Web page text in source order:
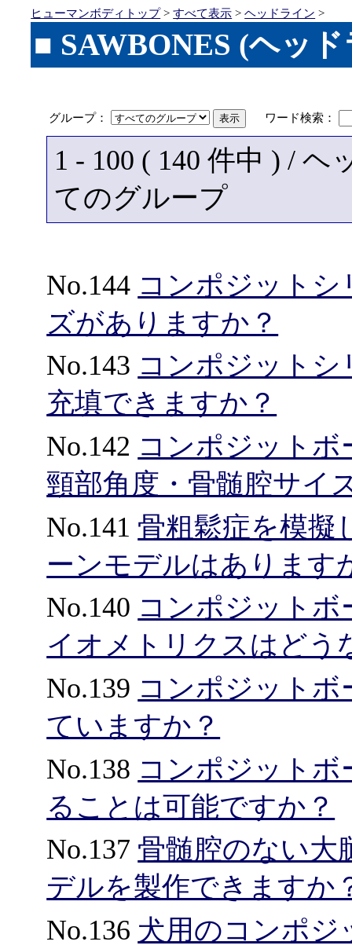
ヒューマンボディトップ>すべて表示 >ヘッドライン >
■ SAWBONES (ヘッ
グループ： ワード検索：
1 - 100 ( 140 件中 ) /
てのグループ
No.144 コンポジット
ズがありますか？
No.143 コンポジット
充填できますか？
No.142 コンポジットボ
頸部角度・骨髄腔サイ
No.141 骨粗鬆症を模擬
ーンモデルはあります
No.140 コンポジット
イオメトリクスはどう
No.139 コンポジットボ
ていますか？
No.138 コンポジットボ
ることは可能ですか？
No.137 骨髄腔のない大
デルを製作できますか
No.136 犬用のコンポジ